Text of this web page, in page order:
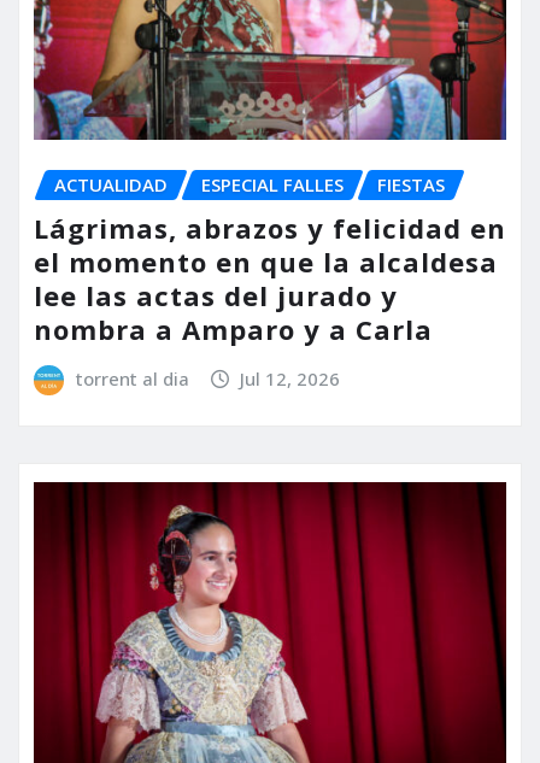
ACTUALIDAD ESPECIAL FALLES FIESTAS
Lágrimas, abrazos y felicidad en
el momento en que la alcaldesa
lee las actas del jurado y
nombra a Amparo y a Carla
torrent al dia Jul 12, 2026